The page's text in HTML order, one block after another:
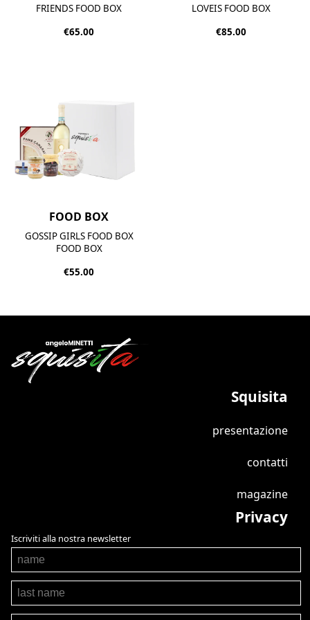
FRIENDS FOOD BOX
€65.00
LOVEIS FOOD BOX
€85.00
FOOD BOX
GOSSIP GIRLS FOOD BOX
FOOD BOX
€55.00
Squisita
presentazione
contatti
magazine
Privacy
Iscriviti alla nostra newsletter